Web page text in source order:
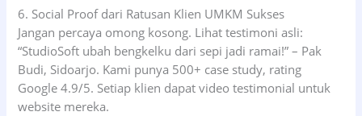
6. Social Proof dari Ratusan Klien UMKM Sukses
Jangan percaya omong kosong. Lihat testimoni asli:
“StudioSoft ubah bengkelku dari sepi jadi ramai!” – Pak
Budi, Sidoarjo. Kami punya 500+ case study, rating
Google 4.9/5. Setiap klien dapat video testimonial untuk
website mereka.